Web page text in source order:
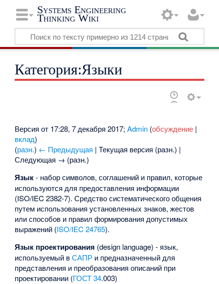
Systems Engineering
Thinking Wiki
Категория:Языки
Версия от 17:28, 7 декабря 2017;Admin (обсуждение |
вклад)
(разн.) ← Предыдущая | Текущая версия (разн.) |
Следующая → (разн.)
Язык- набор символов, соглашений и правил, которые
используются для предоставления информации
(ISO/IEC 2382-7). Средство систематического общения
путем использования установленных знаков, жестов
или способов и правил формирования допустимых
выражений (ISO/IEC 24765).
Язык проектирования (design language) - язык,
используемый вСАПР и предназначенный для
представления и преобразования описаний при
проектировании (ГОСТ 34.003)